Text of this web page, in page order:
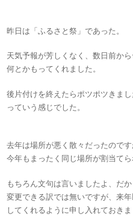
昨日は「ふるさと祭」であった。
天気予報が芳しくなく、数日前か
何とかもってくれました。
後片付けを終えたらポツポツきま
っていう感じでした。
去年は場所が悪く散々だったのです
今年もまったく同じ場所が割当てら
もちろん文句は言いましたよ、だ
変更できる訳では無いですが、来
してくれるように申し入れておきま